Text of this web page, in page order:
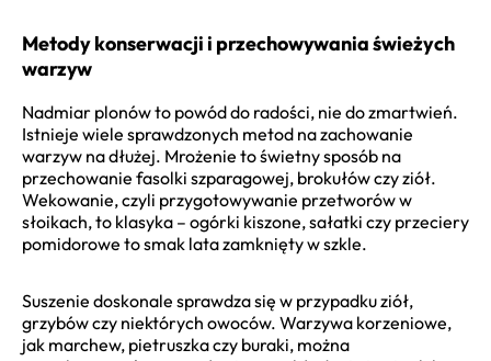
Metody konserwacji i przechowywania świeżych
warzyw
Nadmiar plonów to powód do radości, nie do zmartwień.
Istnieje wiele sprawdzonych metod na zachowanie
warzyw na dłużej. Mrożenie to świetny sposób na
przechowanie fasolki szparagowej, brokułów czy ziół.
Wekowanie, czyli przygotowywanie przetworów w
słoikach, to klasyka – ogórki kiszone, sałatki czy przeciery
pomidorowe to smak lata zamknięty w szkle.
Suszenie doskonale sprawdza się w przypadku ziół,
grzybów czy niektórych owoców. Warzywa korzeniowe,
jak marchew, pietruszka czy buraki, można